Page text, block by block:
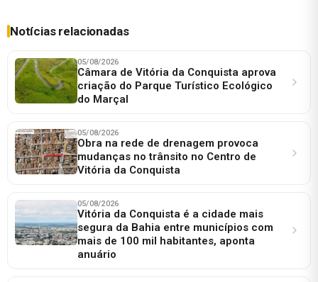
Notícias relacionadas
05/08/2026
Câmara de Vitória da Conquista aprova
criação do Parque Turístico Ecológico
do Marçal
05/08/2026
Obra na rede de drenagem provoca
mudanças no trânsito no Centro de
Vitória da Conquista
05/08/2026
Vitória da Conquista é a cidade mais
segura da Bahia entre municípios com
mais de 100 mil habitantes, aponta
anuário